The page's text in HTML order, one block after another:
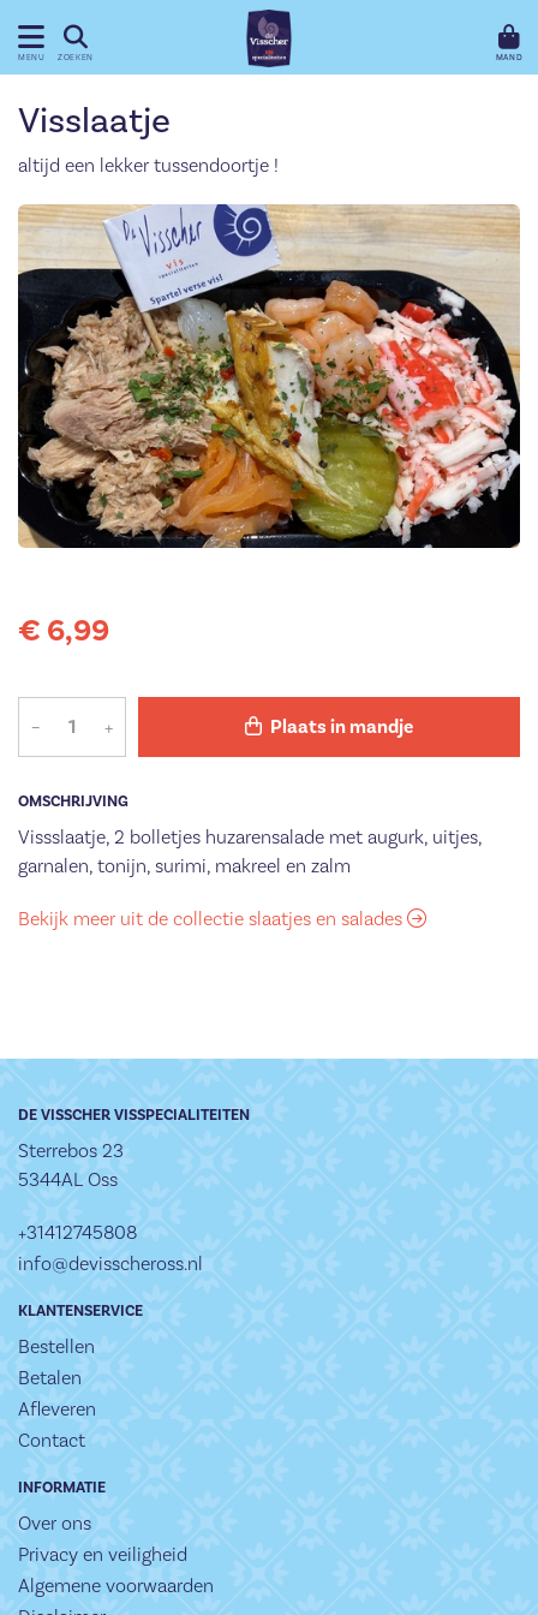
MENU ZOEKEN MAND
OMSCHRIJVING
Vissslaatje, 2 bolletjes huzarensalade met augurk, uitjes,
garnalen, tonijn, surimi, makreel en zalm
Visslaatje
altijd een lekker tussendoortje !
€ 6,99
– + Plaats in mandje
Bekijk meer uit de collectie slaatjes en salades
DE VISSCHER VISSPECIALITEITEN
Sterrebos 23
5344AL Oss
+31412745808
info@devisscheross.nl
KLANTENSERVICE
Bestellen
Betalen
Afleveren
Contact
INFORMATIE
Over ons
Privacy en veiligheid
Algemene voorwaarden